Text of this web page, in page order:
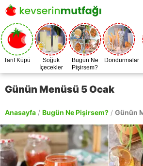
Tarif Küpü
Soğuk
İçecekler
Bugün Ne
Pişirsem?
Dondurmalar
Günün Menüsü 5 Ocak
Anasayfa / Bugün Ne Pişirsem? / Günün